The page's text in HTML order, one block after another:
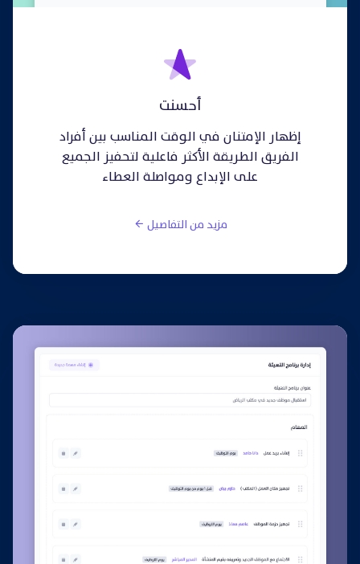
أحسنت
إظهار الإمتنان في الوقت المناسب بين أفراد
الفريق الطريقة الأكثر فاعلية لتحفيز الجميع
على الإبداع ومواصلة العطاء
مزيد من التفاصيل